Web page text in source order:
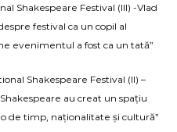
Shakespeare Festival (III) -Vlad
festival ca un copil al
evenimentul a fost ca un tată”
Shakespeare Festival (II) –
au creat un spațiu
de timp, naționalitate și cultură”